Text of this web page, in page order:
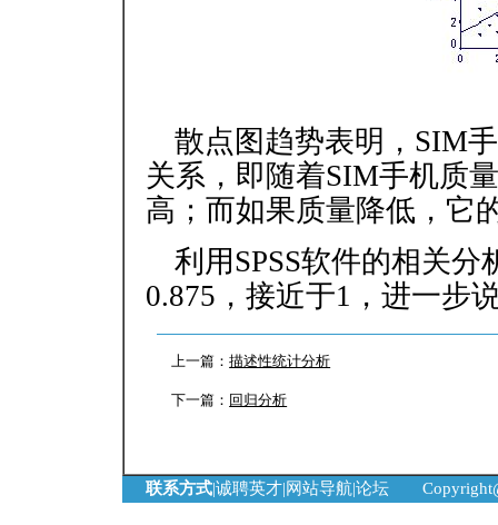
散点图趋势表明，SIM
关系，即随着SIM手机质
高；而如果质量降低，它
利用SPSS软件的相关
0.875，接近于1，进一步
上一篇：描述性统计分析
下一篇： 回归分析
联系方式|诚聘英才|网站导航|论坛